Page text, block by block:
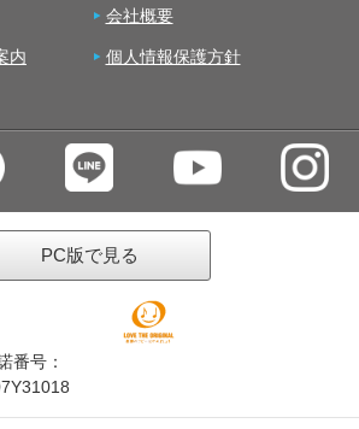
会社概要
内 個人情報保護方針
PC版で見る
番号：